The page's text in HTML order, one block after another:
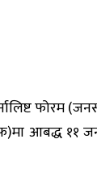
फोरम
आबद्ध ११